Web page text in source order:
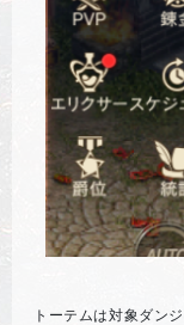
トーテムは対象ダン